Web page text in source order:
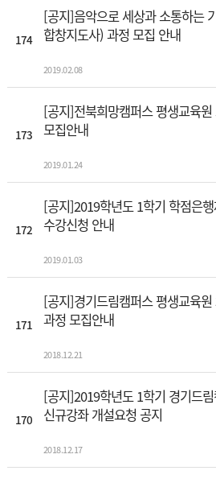
174
[공지]음악으로 세상과 소통하는
합창지도사) 과정 모집 안내
2019.02.08
173
[공지]전북희망캠퍼스 평생교육
모집안내
2019.01.24
172
[공지]2019학년도 1학기 학점은
수강신청 안내
2019.01.03
171
[공지]경기드림캠퍼스 평생교육
과정 모집안내
2018.12.21
170
[공지]2019학년도 1학기 경기드
신규강좌 개설요청 공지
2018.12.17